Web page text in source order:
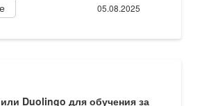
05.08.2025
или Duolingo для обучения за